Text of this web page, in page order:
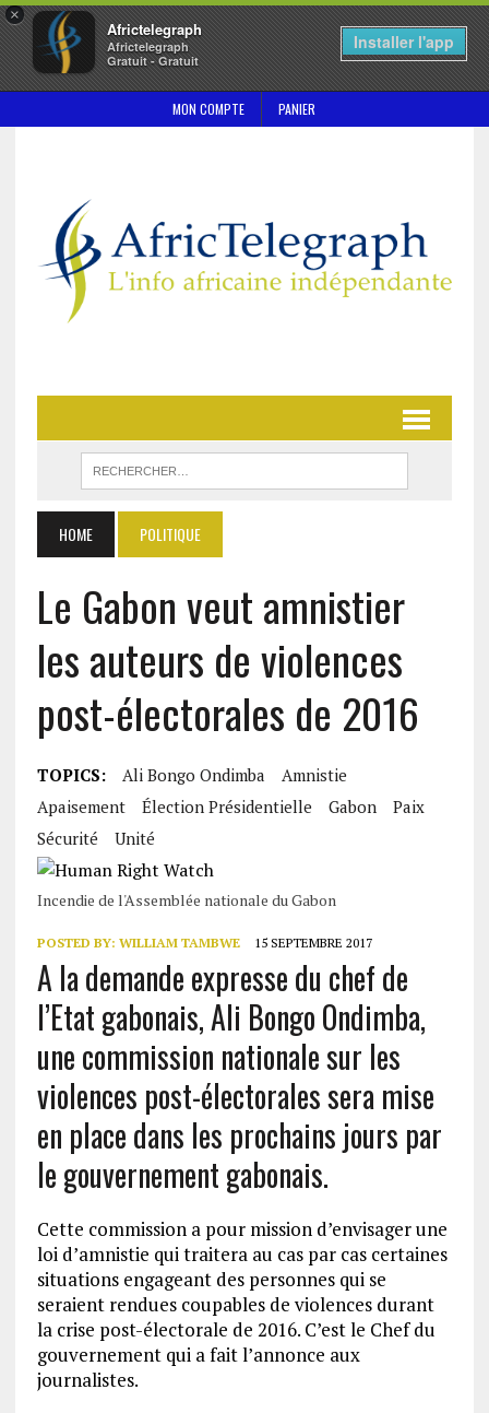
×
Africtelegraph
Africtelegraph
Gratuit - Gratuit
Installer l'app
MON COMPTE PANIER
HOME POLITIQUE
Le Gabon veut amnistier
les auteurs de violences
post-électorales de 2016
TOPICS: Ali Bongo Ondimba
Amnistie
Apaisement
Élection Présidentielle Gabon
Paix
Sécurité
Unité
Incendie de l'Assemblée nationale du Gabon
POSTED BY: WILLIAM TAMBWE 15 SEPTEMBRE 2017
A la demande expresse du chef de
l’Etat gabonais, Ali Bongo Ondimba,
une commission nationale sur les
violences post-électorales sera mise
en place dans les prochains jours par
le gouvernement gabonais.
Cette commission a pour mission d’envisager une
loi d’amnistie qui traitera au cas par cas certaines
situations engageant des personnes qui se
seraient rendues coupables de violences durant
la crise post-électorale de 2016. C’est le Chef du
gouvernement qui a fait l’annonce aux
journalistes.